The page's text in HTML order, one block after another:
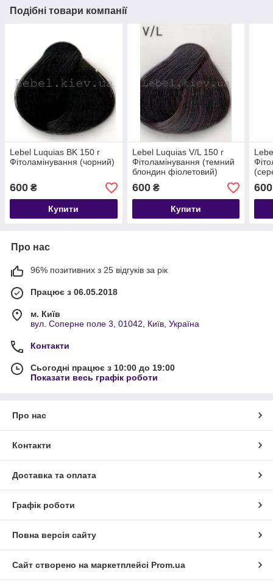
Подібні товари компанії
Lebel Luquias BK 150 г
Фітоламінування (чорний)
600 ₴
Купити
Lebel Luquias V/L 150 г
Фітоламінування (темний
блондин фіолетовий)
600₴
Купити
600
Про нас
96% позитивних з 25 відгуків за рік
Працює з 06.05.2018
м. Київ
вул. Соперне поле 3, 01042, Київ, Україна
Контакти
Сьогодні працює з 10:00 до 19:00
Показати весь графік роботи
Про нас
Контакти
Доставка та оплата
Графік роботи
Повна версія сайту
Сайт створено на маркетплейсі Prom.ua